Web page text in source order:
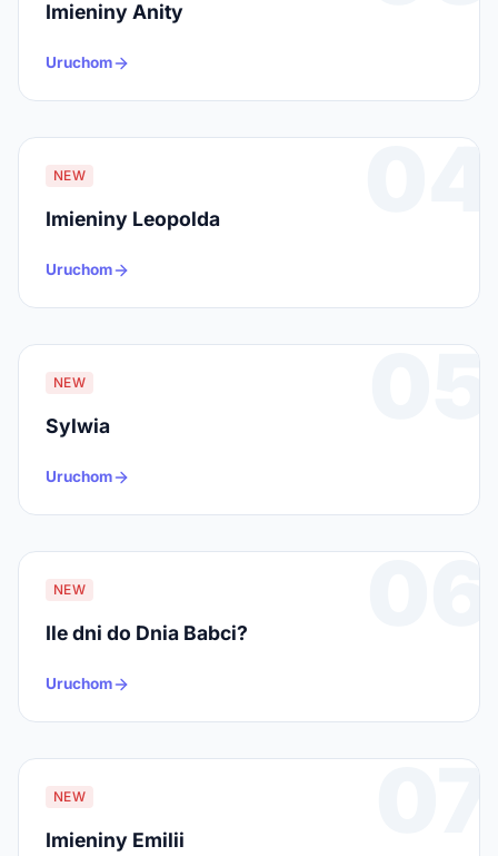
Imieniny Anity
Uruchom
04
NEW
Imieniny Leopolda
Uruchom
05
NEW
Sylwia
Uruchom
06
NEW
Ile dni do Dnia Babci?
Uruchom
07
NEW
Imieniny Emilii